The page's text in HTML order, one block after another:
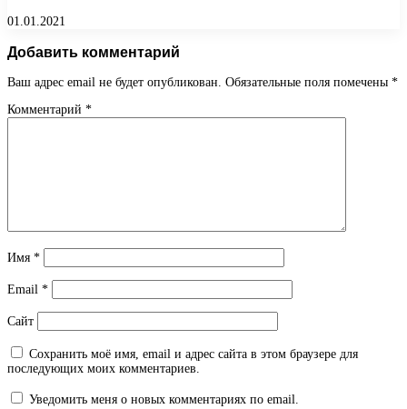
01.01.2021
Добавить комментарий
Ваш адрес email не будет опубликован. Обязательные поля помечены *
Комментарий *
Имя *
Email *
Сайт
Сохранить моё имя, email и адрес сайта в этом браузере для
последующих моих комментариев.
Уведомить меня о новых комментариях по email.